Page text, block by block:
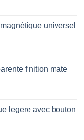
universel
finition mate
legere avec bouton